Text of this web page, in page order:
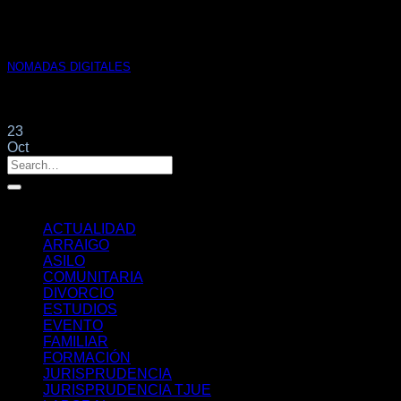
NOMADAS DIGITALES
23
Oct
ACTUALIDAD
ARRAIGO
ASILO
COMUNITARIA
DIVORCIO
ESTUDIOS
EVENTO
FAMILIAR
FORMACIÓN
JURISPRUDENCIA
JURISPRUDENCIA TJUE